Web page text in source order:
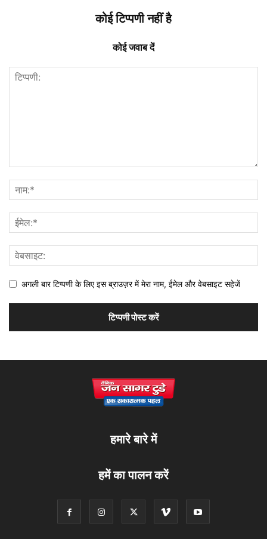
कोई टिप्पणी नहीं है
कोई जवाब दें
अगली बार टिप्पणी के लिए इस ब्राउज़र में मेरा नाम, ईमेल और वेबसाइट सहेजें
हमारे बारे में
हमें का पालन करें